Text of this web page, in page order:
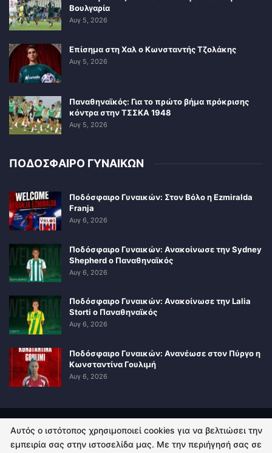
Βουλγαρία
Αυγ 5, 2026
Επίσημα στη Χαλ ο Κωνσταντής Τζολάκης
Αυγ 5, 2026
Παναθηναϊκός: Για το πρώτο βήμα πρόκρισης
κόντρα στην ΤΣΣΚΑ 1948
Αυγ 5, 2026
ΠΟΔΟΣΦΑΙΡΟ ΓΥΝΑΙΚΩΝ
Ποδόσφαιρο Γυναικών: Στον Βόλο η Ezmiralda
Franja
Αυγ 6, 2026
Ποδόσφαιρο Γυναικών: Ανακοίνωσε την Sydney
Shepherd ο Παναθηναϊκός
Αυγ 6, 2026
Ποδόσφαιρο Γυναικών: Ανακοίνωσε την Lalia
Storti ο Παναθηναϊκός
Αυγ 6, 2026
Ποδόσφαιρο Γυναικών: Ανανέωσε στον Πύργο η
Κωνσταντίνα Γουλιμή
Αυγ 6, 2026
ΠΟΛΙΤΙΚΗ ΑΠΟΡΡΗΤΟΥ ΕΠΙΚΟΙΝΩΝΙΑ
Αυτός ο ιστότοπος χρησιμοποιεί cookies για να βελτιώσει την
εμπειρία σας στην ιστοσελίδα μας. Με την περιήγησή σας σε